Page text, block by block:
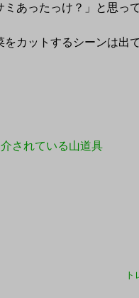
あったっけ？」と思っ
をカットするシーンは
されている山道具
ト